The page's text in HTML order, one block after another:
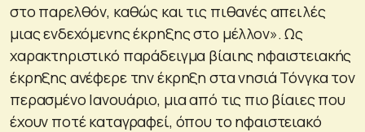
στο παρελθόν, καθώς και τις πιθανές απειλές
μιας ενδεχόμενης έκρηξης στο μέλλον». Ως
χαρακτηριστικό παράδειγμα βίαιης ηφαιστειακής
έκρηξης ανέφερε την έκρηξη στα νησιά Τόνγκα τον
περασμένο Ιανουάριο, μια από τις πιο βίαιες που
έχουν ποτέ καταγραφεί, όπου το ηφαιστειακό